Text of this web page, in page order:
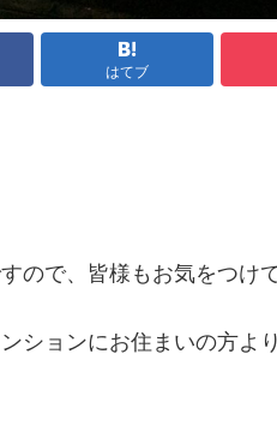
はてブ
ので、皆様もお気をつけ
ションにお住まいの方よ